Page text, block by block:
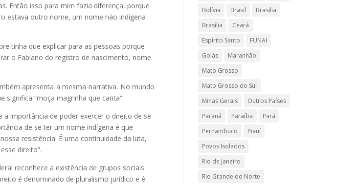
Então isso para mim fazia diferença, porque
estava outro nome, um nome não indígena
tinha que explicar para as pessoas porque
o Fabiano do registro de nascimento, nome
apresenta a mesma narrativa. No mundo
significa “moça magrinha que canta”.
importância de poder exercer o direito de se
de se ter um nome indígena é que
resistência. É uma continuidade da luta,
direito”.
reconhece a existência de grupos sociais
é denominado de pluralismo jurídico e é
Bolívia
Brasil
Brasilia
Brasília
Ceará
Espírito Santo
FUNAI
Goiás
Maranhão
Mato Grosso
Mato Grosso do Sul
Minas Gerais
Outros Países
Paraná
Paraíba
Pará
Pernambuco
Piauí
Povos Isolados
Rio de Janeiro
Rio Grande do Norte